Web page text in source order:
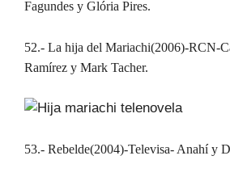
Fagundes y Glória Pires.
52.- La hija del Mariachi(2006)-RCN-
Ramírez y Mark Tacher.
53.- Rebelde(2004)-Televisa- Anahí y